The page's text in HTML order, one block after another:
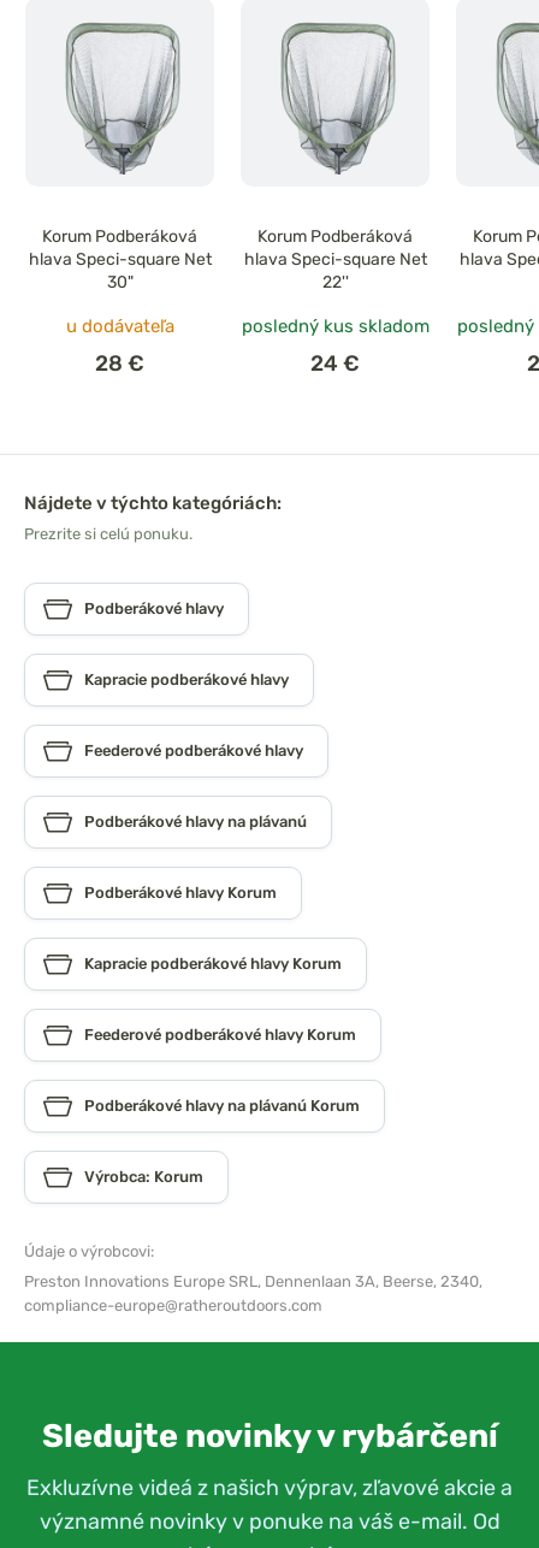
Korum Podberáková
hlava Speci-square Net
30"
u dodávateľa
28 €
Korum Podberáková
hlava Speci-square Net
22''
posledný kus skladom
24 €
Korum
hlava
Nájdete v týchto kategóriách:
Prezrite si celú ponuku.
Podberákové hlavy
Kapracie podberákové hlavy
Feederové podberákové hlavy
Podberákové hlavy na plávanú
Podberákové hlavy Korum
Kapracie podberákové hlavy Korum
Feederové podberákové hlavy Korum
Podberákové hlavy na plávanú Korum
Výrobca: Korum
Údaje o výrobcovi:
Preston Innovations Europe SRL, Dennenlaan 3A, Beerse, 2340,
compliance-europe@ratheroutdoors.com
Sledujte novinky v rybárčení
Exkluzívne videá z našich výprav, zľavové akcie a
významné novinky v ponuke na váš e-mail. Od